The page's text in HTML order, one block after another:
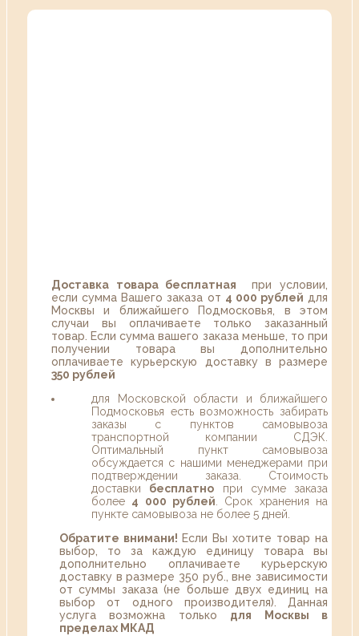
Доставка товара бесплатная при условии,
если сумма Вашего заказа от 4 000 рублей для
Москвы и ближайшего Подмосковья, в этом
случаи вы оплачиваете только заказанный
товар. Если сумма вашего заказа меньше, то при
получении товара вы дополнительно
оплачиваете курьерскую доставку в размере
350 рублей
для Московской области и ближайшего
Подмосковья есть возможность забирать
заказы с пунктов самовывоза
транспортной компании СДЭК.
Оптимальный пункт самовывоза
обсуждается с нашими менеджерами при
подтверждении заказа. Стоимость
доставки бесплатно при сумме заказа
более 4 000 рублей . Срок хранения на
пункте самовывоза не более 5 дней.
Обратите внимани! Если Вы хотите товар на
выбор, то за каждую единицу товара вы
дополнительно оплачиваете курьерскую
доставку в размере 350 руб., вне зависимости
от суммы заказа (не больше двух единиц на
выбор от одного производителя). Данная
услуга возможна только для Москвы в
пределах МКАД